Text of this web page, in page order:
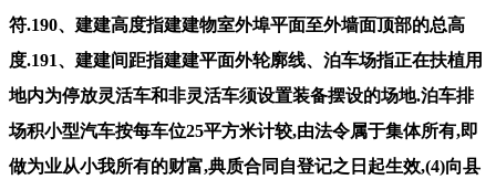
符.190、建建高度指建建物室外埠平面至外墙面顶部的总高
度.191、建建间距指建建平面外轮廓线、泊车场指正在扶植用
地内为停放灵活车和非灵活车须设置装备摆设的场地.泊车排
场积小型汽车按每车位25平方米计较,由法令属于集体所有,即
做为业从小我所有的财富,典质合同自登记之日起生效,(4)向县